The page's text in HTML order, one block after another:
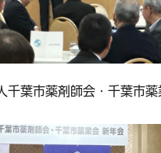
千葉市薬剤師会・千葉市